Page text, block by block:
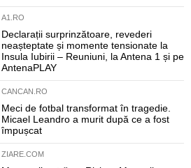
A1.RO
Declarații surprinzătoare, revederi
neașteptate și momente tensionate la
Insula Iubirii – Reuniuni, la Antena 1 și pe
AntenaPLAY
CANCAN.RO
Meci de fotbal transformat în tragedie.
Micael Leandro a murit după ce a fost
împușcat
ZIARE.COM